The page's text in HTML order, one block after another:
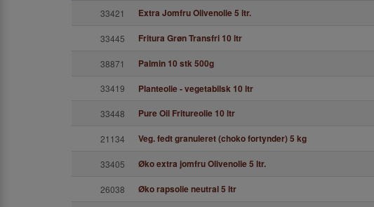
33421 Extra Jomfru Olivenolie 5 ltr.
33445 Fritura Grøn Transfri 10 ltr
38871 Palmin 10 stk 500g
33419 Planteolie - vegetabilsk 10 ltr
33448 Pure Oil Fritureolie 10 ltr
21134 Veg. fedt granuleret (choko fortynder) 5 kg
33405 Øko extra jomfru Olivenolie 5 ltr.
26038 Øko rapsolie neutral 5 ltr